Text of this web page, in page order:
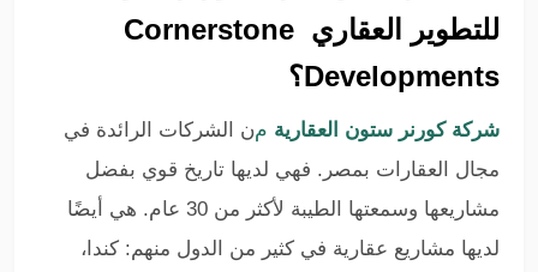
للتطوير العقاري Cornerstone
Developments؟
شركة كورنر ستون العقارية من الشركات الرائدة في
مجال العقارات بمصر. فهي لديها تاريخ قوي بفضل
مشاريعها وسمعتها الطيبة لأكثر من 30 عام. هي أيضًا
لديها مشاريع عقارية في كثير من الدول منهم: كندا،